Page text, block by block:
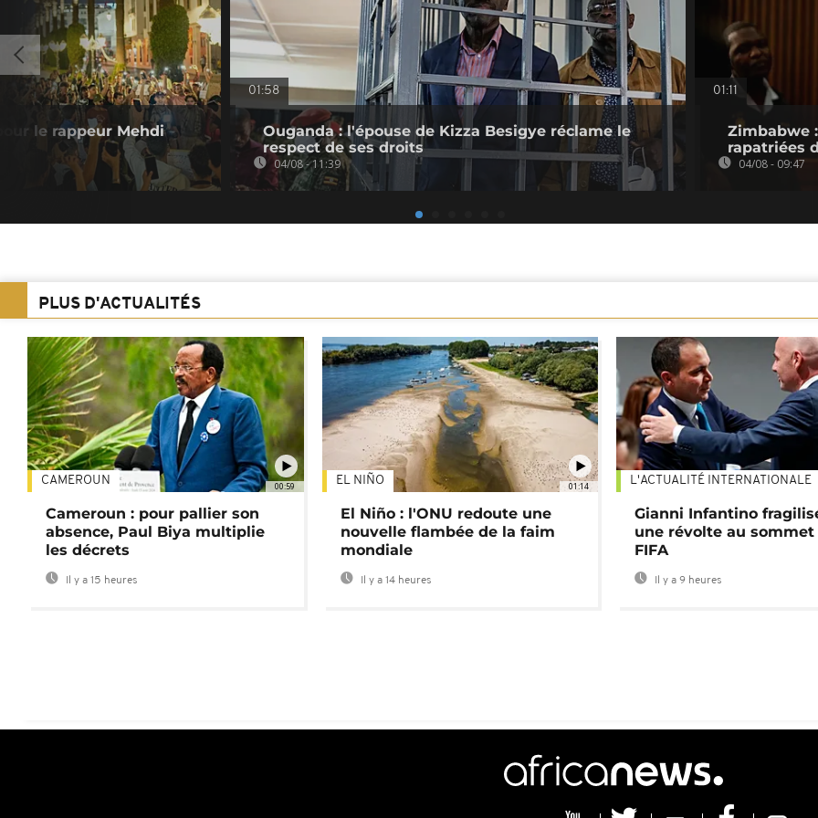
le rappeur Mehdi
01:58
Ouganda : l'épouse de Kizza Besigye réclame le
respect de ses droits
04/08 - 11:39
01:11
Zimbabwe
rapatriées
04/08 - 09:47
PLUS D'ACTUALITÉS
00:59
CAMEROUN
Cameroun : pour pallier son
absence, Paul Biya multiplie
les décrets
Il y a 15 heures
01:14
EL NIÑO
El Niño : l'ONU redoute une
nouvelle flambée de la faim
mondiale
Il y a 14 heures
L'ACTUALITÉ INTERNATIONALE
Gianni Infantino
une révolte au sommet
FIFA
Il y a 9 heures